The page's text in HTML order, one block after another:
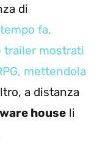
di
fa,
trailer mostrati
mettendola
a distanza
house li